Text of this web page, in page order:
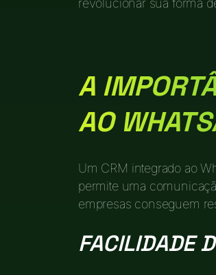
revolucionar sua forma
A
AO
Um CRM integrado ao
permite uma
empresas conseguem
FACILIDADE